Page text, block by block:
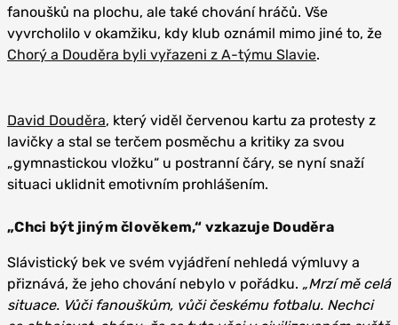
fanoušků na plochu, ale také chování hráčů. Vše
vyvrcholilo v okamžiku, kdy klub oznámil mimo jiné to, že
Chorý a Douděra byli vyřazeni z A-týmu Slavie.
David Douděra, který viděl červenou kartu za protesty z
lavičky a stal se terčem posměchu a kritiky za svou
„gymnastickou vložku“ u postranní čáry, se nyní snaží
situaci uklidnit emotivním prohlášením.
„Chci být jiným člověkem,“ vzkazuje Douděra
Slávistický bek ve svém vyjádření nehledá výmluvy a
přiznává, že jeho chování nebylo v pořádku. „Mrzí mě celá
situace. Vůči fanouškům, vůči českému fotbalu. Nechci